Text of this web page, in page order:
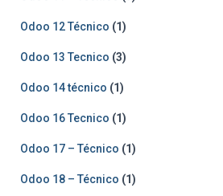
Odoo 12 Técnico (1)
Odoo 13 Tecnico (3)
Odoo 14 técnico (1)
Odoo 16 Tecnico (1)
Odoo 17 – Técnico (1)
Odoo 18 – Técnico (1)